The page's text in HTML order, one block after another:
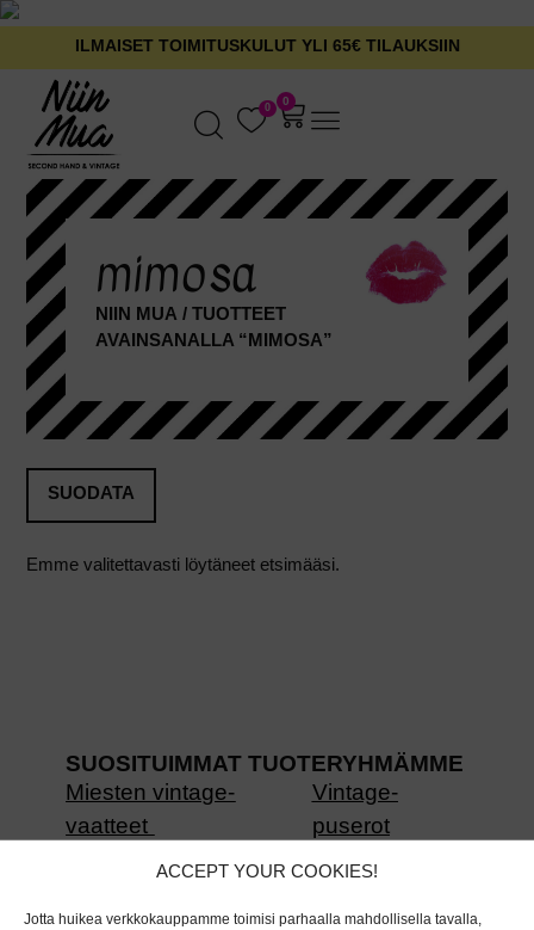
ACCEPT YOUR COOKIES!
Jotta huikea verkkokauppamme toimisi parhaalla mahdollisella tavalla,
ILMAISET TOIMITUSKULUT YLI 65€ TILAUKSIIN
0 0
mimosa
NIIN MUA / TUOTTEET
AVAINSANALLA “MIMOSA”
SUODATA
Emme valitettavasti löytäneet etsimääsi.
SUOSITUIMMAT TUOTERYHMÄMME
Miesten vintage-
vaatteet
Vintage-mekot
Vintage-
puserot
Vintage-takit